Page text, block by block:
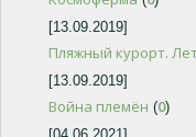
[13.09.2019]
Пляжный курорт.
[13.09.2019]
Война племён (0)